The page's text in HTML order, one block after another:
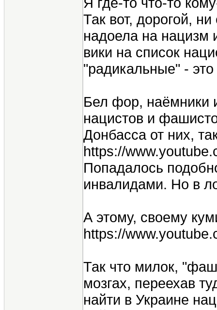
Так вот, дорогой,
надоела на нацизм
вики на список
"радикальные" -
Бел фор, наёмники
нацистов и
Донбасса от них,
https://
Попадалось
инвалидами. Но в
А этому, своему
https://
Так что милок,
мозгах, переехав
найти в Украине